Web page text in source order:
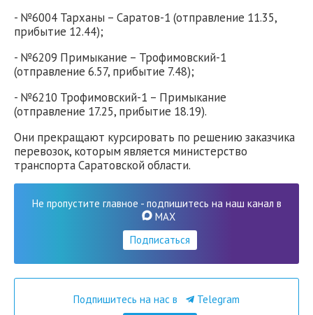
- №6004 Тарханы – Саратов-1 (отправление 11.35,
прибытие 12.44);
- №6209 Примыкание – Трофимовский-1
(отправление 6.57, прибытие 7.48);
- №6210 Трофимовский-1 – Примыкание
(отправление 17.25, прибытие 18.19).
Они прекращают курсировать по решению заказчика
перевозок, которым является министерство
транспорта Саратовской области.
Не пропустите главное - подпишитесь на наш канал в
MAX
Подписаться
Подпишитесь на нас в
Telegram